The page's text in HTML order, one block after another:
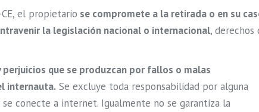
el propietario se compromete a la retirada o en su
la legislación nacional o internacional, derechos
que se produzcan por fallos o malas
internauta. Se excluye toda responsabilidad por alguna
conecte a internet. Igualmente no se garantiza la